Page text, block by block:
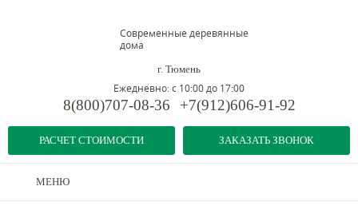
Современные деревянные
дома
г. Тюмень
РАСЧЕТ СТОИМОСТИ
Ежедневно: с 10:00 до 17:00
8(800)707-08-36 +7(912)606-91-92
ЗАКАЗАТЬ ЗВОНОК
МЕНЮ